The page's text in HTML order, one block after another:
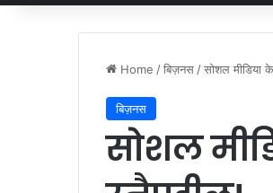
Home /बिज़नस /सोशल मीडिया
बिज़नस
सोशल